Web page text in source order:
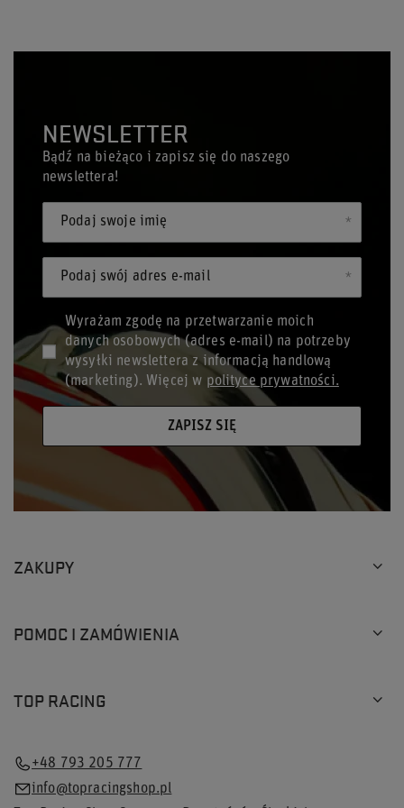
NEWSLETTER
Bądź na bieżąco i zapisz się do naszego
newslettera!
Podaj swoje imię
Podaj swój adres e-mail
Wyrażam zgodę na przetwarzanie moich
danych osobowych (adres e-mail) na potrzeby
wysyłki newslettera z informacją handlową
(marketing). Więcej w polityce prywatności.
ZAPISZ SIĘ
ZAKUPY
POMOC I ZAMÓWIENIA
TOP RACING
+48 793 205 777
info@topracingshop.pl